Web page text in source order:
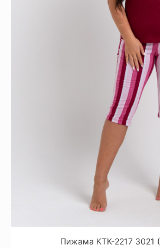
Пижама КТК-2217 3021